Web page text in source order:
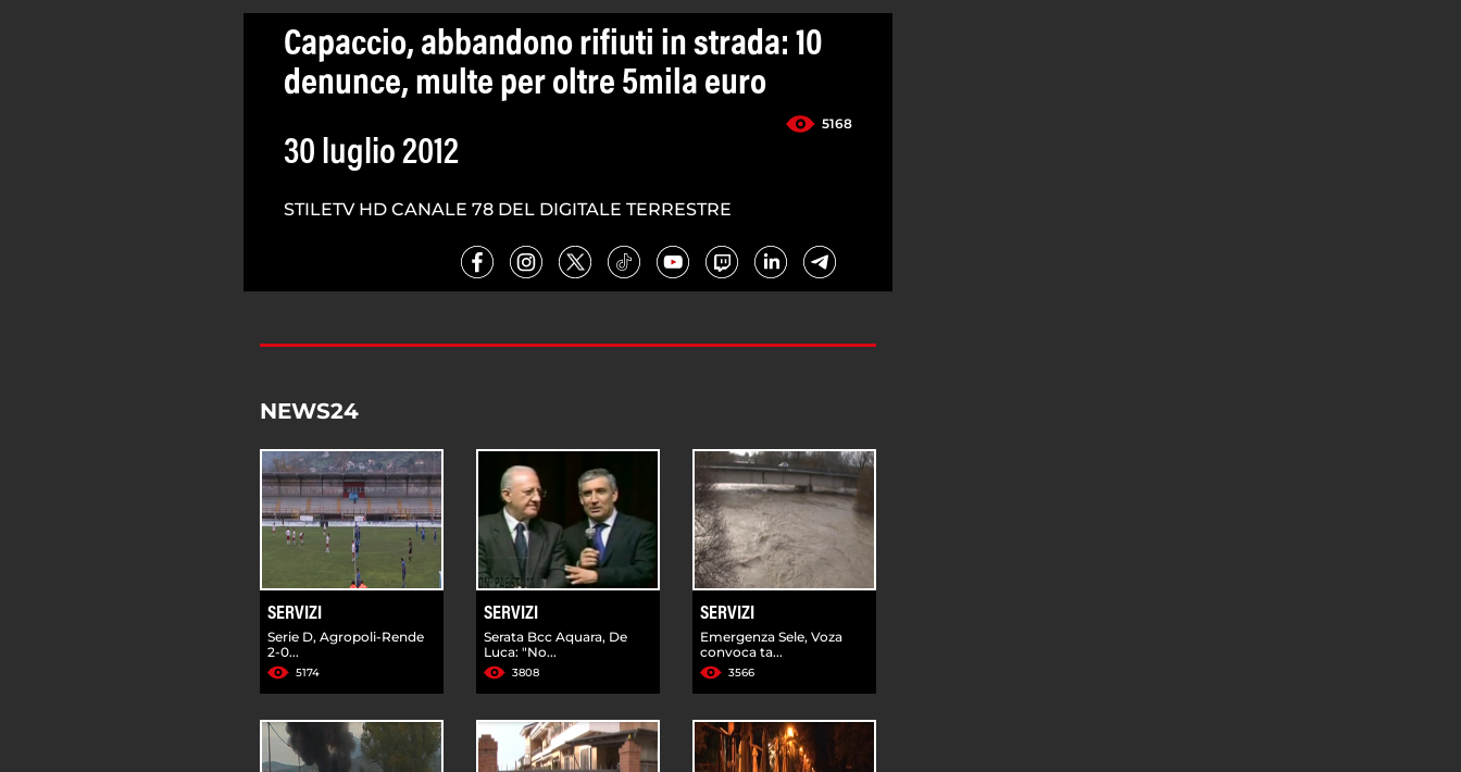
Capaccio, abbandono rifiuti in strada: 10
denunce, multe per oltre 5mila euro
5168
30 luglio 2012
STILETV HD CANALE 78 DEL DIGITALE TERRESTRE
NEWS24
SERVIZI
Serie D, Agropoli-Rende
2-0...
5174
SERVIZI
Serata Bcc Aquara, De
Luca: "No...
3808
SERVIZI
Emergenza Sele, Voza
convoca ta...
3566